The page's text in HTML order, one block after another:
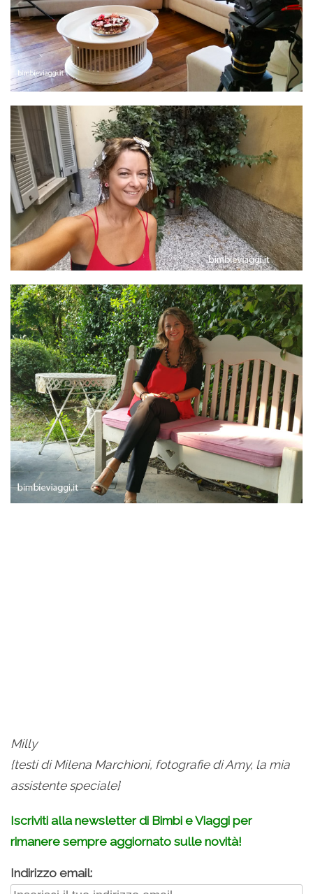
Milly
{testi di Milena Marchioni, fotografie di Amy, la mia
assistente speciale}
Iscriviti alla newsletter di Bimbi e Viaggi per
rimanere sempre aggiornato sulle novità!
Indirizzo email: